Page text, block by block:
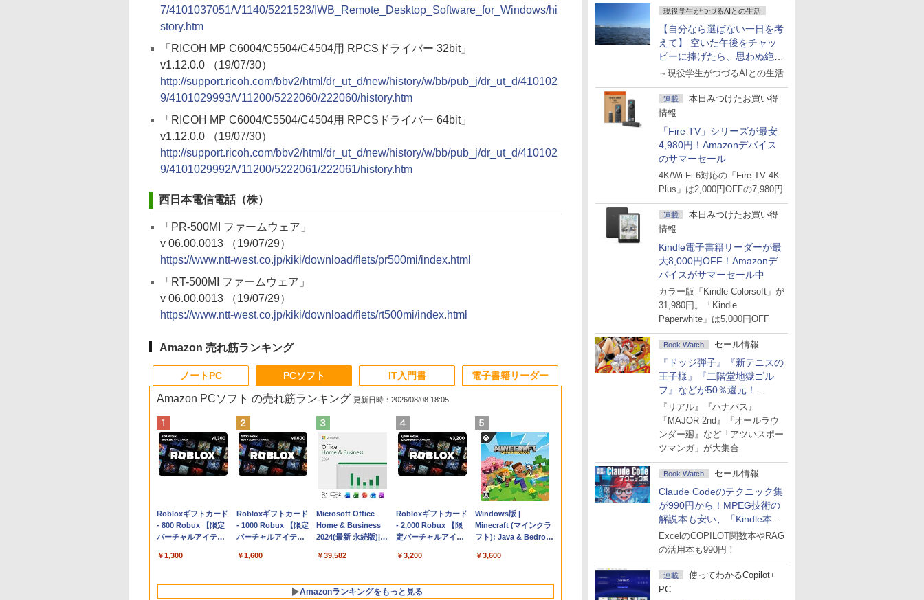
現役学生がつづるAIとの生活
【自分なら選ばない一日を考
えて】 空いた午後をチャッ
ピーに捧げたら、思わぬ絶景
に出会った話
～現役学生がつづるAIとの生活
連載
本日みつけたお買い得
情報
「Fire TV」シリーズが最安
4,980円！Amazonデバイス
のサマーセール
4K/Wi-Fi 6対応の「Fire TV 4K
Plus」は2,000円OFFの7,980円
連載
本日みつけたお買い得
情報
Kindle電子書籍リーダーが最
大8,000円OFF！Amazonデ
バイスがサマーセール中
カラー版「Kindle Colorsoft」が
31,980円。「Kindle
Paperwhite」は5,000円OFF
Book Watch セール情報
『ドッジ弾子』『新テニスの
王子様』『二階堂地獄ゴル
フ』などが50％還元！
Amazonマンガ週末セール
『リアル』『ハナバス』
『MAJOR 2nd』『オールラウ
ンダー廻』など「アツいスポー
ツマンガ」が大集合
Book Watch セール情報
Claude Codeのテクニック集
が990円から！MPEG技術の
解説本も安い、「Kindle本サ
マーセール」第2弾開始！
ExcelのCOPILOT関数本やRAG
の活用本も990円！
連載
使ってわかるCopilot+
PC
7/4101037051/V1140/5221523/IWB_Remote_Desktop_Software_for_Windows/hi
story.htm
「RICOH MP C6004/C5504/C4504用 RPCSドライバー 32bit」
v1.12.0.0 （19/07/30）
http://support.ricoh.com/bbv2/html/dr_ut_d/new/history/w/bb/pub_j/dr_ut_d/410102
9/4101029993/V11200/5222060/222060/history.htm
「RICOH MP C6004/C5504/C4504用 RPCSドライバー 64bit」
v1.12.0.0 （19/07/30）
http://support.ricoh.com/bbv2/html/dr_ut_d/new/history/w/bb/pub_j/dr_ut_d/410102
9/4101029992/V11200/5222061/222061/history.htm
西日本電信電話（株）
「PR-500MI ファームウェア」
v 06.00.0013 （19/07/29）
https://www.ntt-west.co.jp/kiki/download/flets/pr500mi/index.html
「RT-500MI ファームウェア」
v 06.00.0013 （19/07/29）
https://www.ntt-west.co.jp/kiki/download/flets/rt500mi/index.html
Amazon 売れ筋ランキング
ノートPC
Apple 2026
MacBook Neo A18
Proチップ搭載13イ
AIとApple
設計、Liquid Retina
￥131,111
tomtoc 360°保護
15.6 16インチ パソコ
ンケース Dell NEC
dynabook Lenovo
￥2,952
Apple 2026
MacBook Air M5チ
ップ搭載13インチノ
Apple Intelligence、
Retinaディスプレ
イ、16GBユニファイ
￥278,800
【Amazon.co.jp限
定】 HP ノートパソ
コン 15-fd 15.6イン
512GB SSD インテ
￥129,800
FMV ノートパソコン
WE1-K3 (MS 365
Personal/Copilotキー
型/Core i5/16GB/SSD
FMVWK3E15W_AZ
￥139,880
PCソフト
Amazon PCソフト の売れ筋ランキング 更新日時：2026/08/08 18:05
Robloxギフトカード
- 800 Robux 【限定
バーチャルアイテム
ンゲームコード】 ロ
インコード版
￥1,300
Robloxギフトカード
- 1000 Robux 【限定
バーチャルアイテム
ンゲームコード】 ロ
ンコード版
￥1,600
Microsoft Office
Home & Business
2024(最新 永続版)|オ
版|Windows11、
￥39,582
Robloxギフトカード
- 2,000 Robux 【限
定バーチャルアイテ
インゲームコード】
ラインコード版
￥3,200
Windows版 |
Minecraft (マインクラ
フト): Java & Bedrock
ード版
￥3,600
Amazonランキングをもっと見る
IT入門書 電子書籍リーダー